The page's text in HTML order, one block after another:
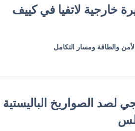
خارجية لاتفيا في كييف
والطاقة ومسار التكامل
لصد الصواريخ الباليستية